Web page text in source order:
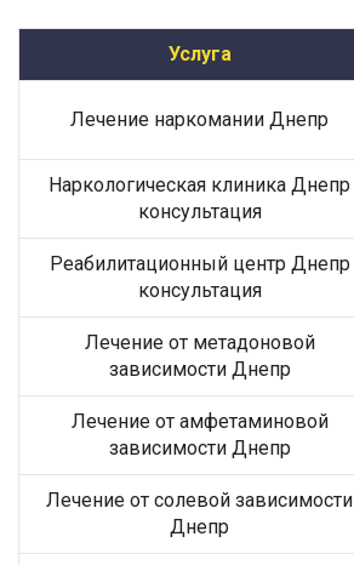
Услуга
Лечение наркомании Днепр
Наркологическая клиника Днепр
консультация
Реабилитационный центр Днепр
консультация
Лечение от метадоновой
зависимости Днепр
Лечение от амфетаминовой
зависимости Днепр
Лечение от солевой зависимости
Днепр